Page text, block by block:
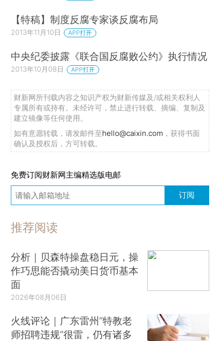
【特稿】制度反腐专家谈反腐布局
2013年11月10日 APP打开
中央纪委披露《联合国反腐败公约》执行情况
2013年10月08日 APP打开
财新网所刊载内容之知识产权为财新传媒及/或相关权利人
专属所有或持有。未经许可，禁止进行转载、摘编、复制及
建立镜像等任何使用。
如有意愿转载，请发邮件至hello@caixin.com ，获得书面
确认及授权后，方可转载。
免费订阅财新网主编精选版电邮
订阅
推荐阅读
分析｜贝森特操盘稳日元，操
作巧思能否撬动美日货币基本
面
2026年08月06日
火线评论｜广东雷州“特教老
师招聘违规”很雷，仍有诸多